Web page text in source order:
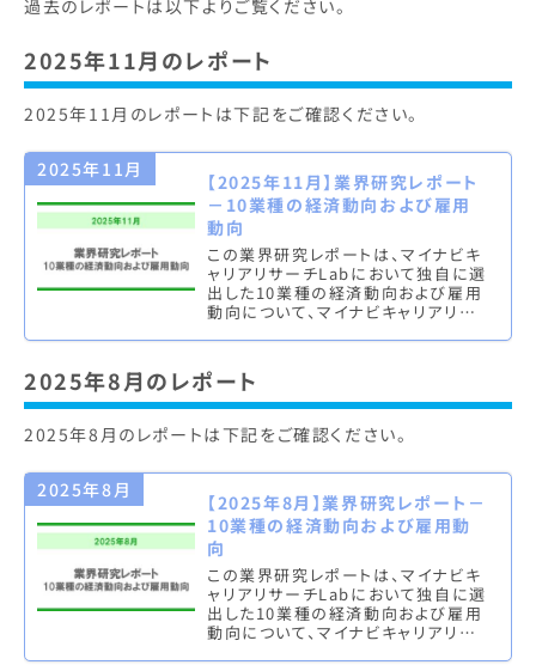
過去のレポートは以下よりご覧ください。
2025年11月のレポート
2025年11月のレポートは下記をご確認ください。
2025年11月
【2025年11月】業界研究レポート
－10業種の経済動向および雇用
動向
この業界研究レポートは、マイナビキ
ャリアリサーチLabにおいて独自に選
出した10業種の経済動向および雇用
動向について、マイナビキャリアリサ
2025年8月のレポート
2025年8月のレポートは下記をご確認ください。
2025年8月
【2025年8月】業界研究レポート－
10業種の経済動向および雇用動
向
この業界研究レポートは、マイナビキ
ャリアリサーチLabにおいて独自に選
出した10業種の経済動向および雇用
動向について、マイナビキャリアリサ